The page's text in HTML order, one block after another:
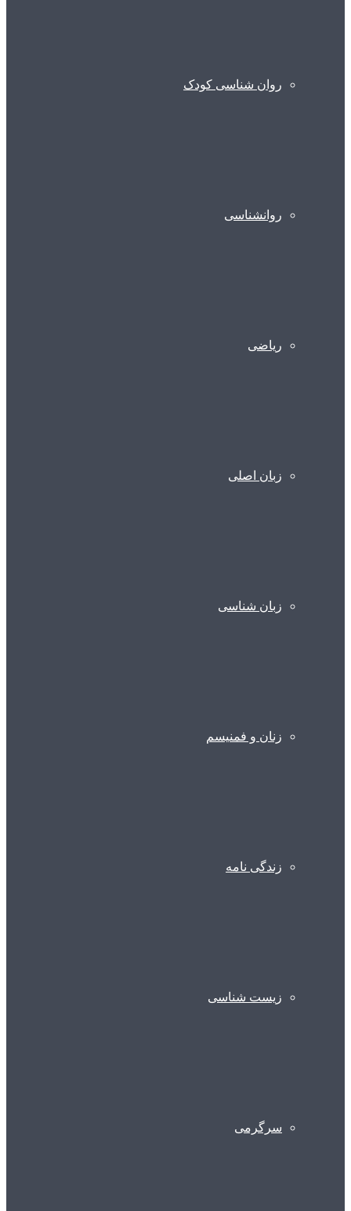
روان شناسی کودک
روانشناسی
ریاضی
زبان اصلی
زبان شناسی
زنان و فمنیسم
زندگی نامه
زیست شناسی
سرگرمی